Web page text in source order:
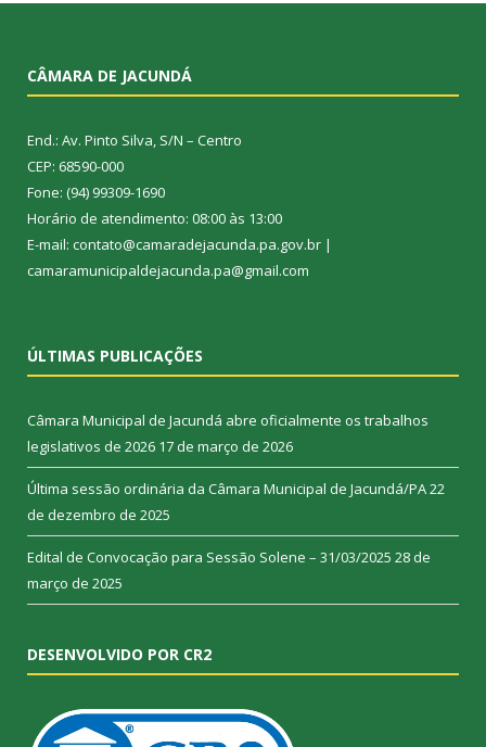
CÂMARA DE JACUNDÁ
End.: Av. Pinto Silva, S/N – Centro
CEP: 68590-000
Fone: (94) 99309-1690
Horário de atendimento: 08:00 às 13:00
E-mail: contato@camaradejacunda.pa.gov.br |
camaramunicipaldejacunda.pa@gmail.com
ÚLTIMAS PUBLICAÇÕES
Câmara Municipal de Jacundá abre oficialmente os trabalhos
legislativos de 2026 17 de março de 2026
Última sessão ordinária da Câmara Municipal de Jacundá/PA22
de dezembro de 2025
Edital de Convocação para Sessão Solene – 31/03/2025 28 de
março de 2025
DESENVOLVIDO POR CR2